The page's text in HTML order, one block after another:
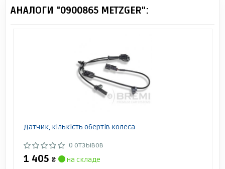
АНАЛОГИ "0900865 METZGER":
Датчик, кількість обертів колеса
0 отзывов
1 405 ₴
на складе